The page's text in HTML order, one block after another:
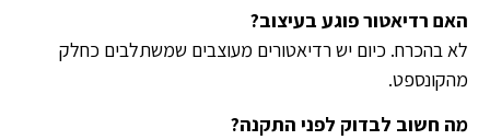
האם רדיאטור פוגע בעיצוב?
לא בהכרח. כיום יש רדיאטורים מעוצבים שמשתלבים כחלק
מהקונספט.
מה חשוב לבדוק לפני התקנה?